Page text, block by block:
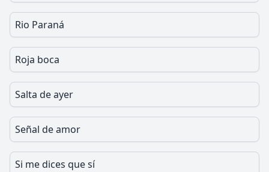
Rio Paraná
Roja boca
Salta de ayer
Señal de amor
Si me dices que sí